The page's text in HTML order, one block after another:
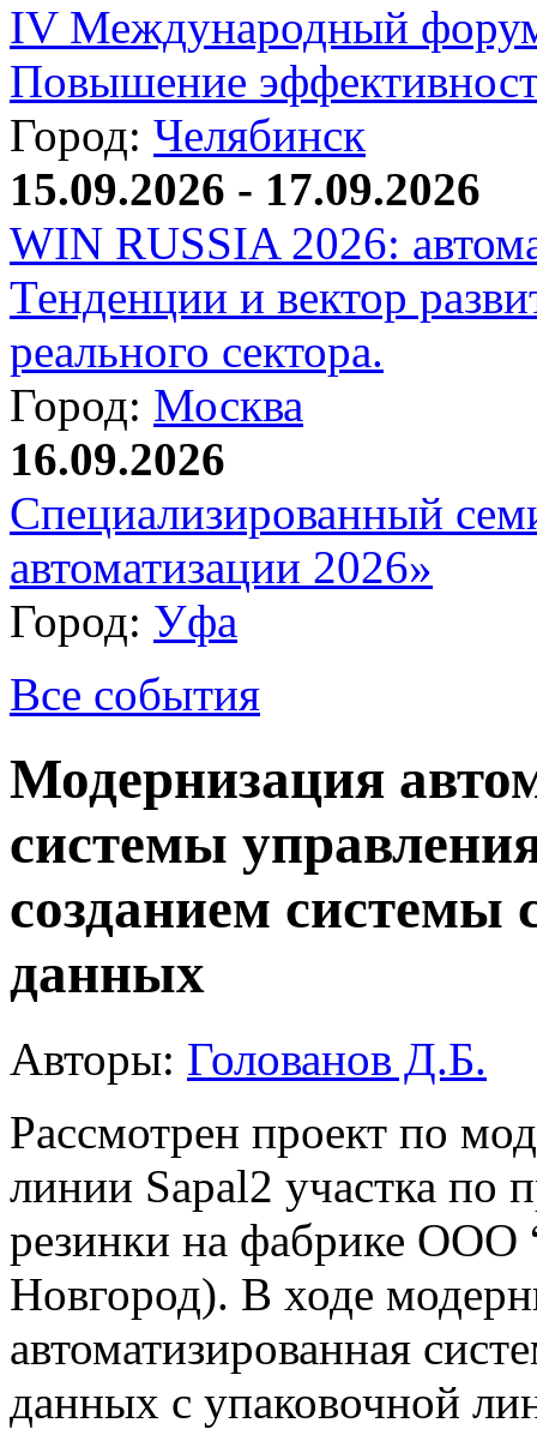
IV Международный
Повышение
Город: Челябинск
15.09.2026 - 17.09.2026
WIN RUSSIA 2026:
Тенденции и вектор
реального сектора.
Город: Москва
16.09.2026
Специализированный
автоматизации 2026»
Город: Уфа
Все события
Модернизация
системы
созданием системы
данных
Авторы: Голованов Д.Б.
Рассмотрен проект по
линии Sapal2 участка по
резинки на фабрике ООО
Новгород). В ходе
автоматизированная
данных с упаковочной